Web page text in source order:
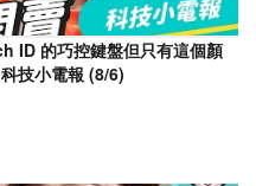
ID 的巧控鍵盤但只有這個顏
技小電報 (8/6)